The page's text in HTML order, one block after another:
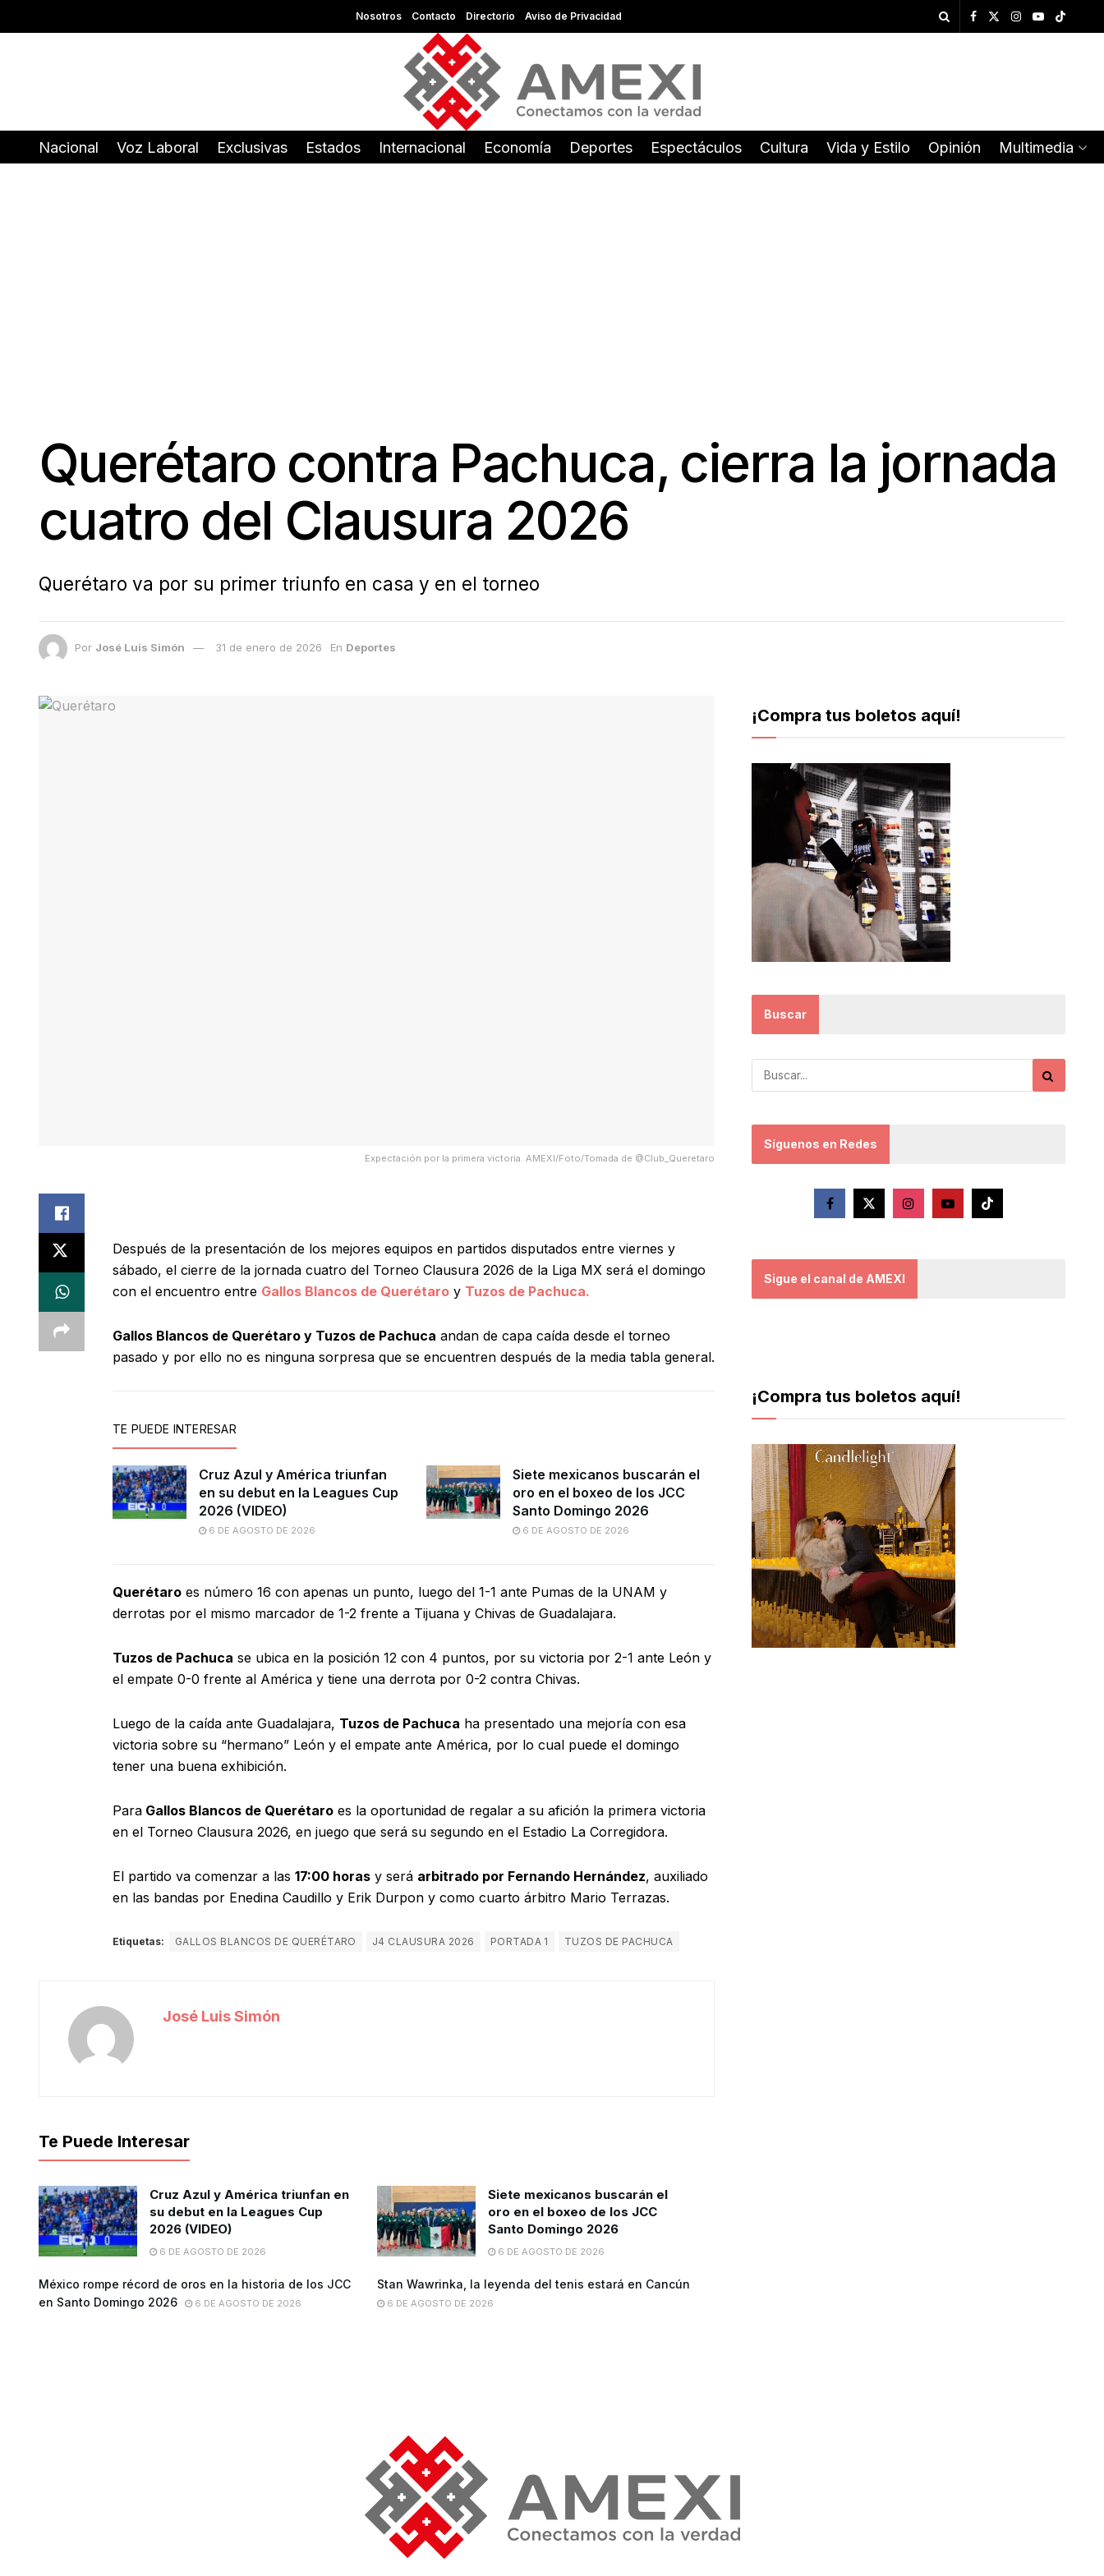
Nosotros Contacto Directorio Aviso de Privacidad
Nacional Voz Laboral Exclusivas Estados Internacional Economía Deportes Espectáculos Cultura Vida y Estilo Opinión Multimedia
Querétaro contra Pachuca, cierra la jornada
cuatro del Clausura 2026
Querétaro va por su primer triunfo en casa y en el torneo
Por José Luis Simón 31 de enero de 2026 En Deportes
Expectación por la primera victoria. AMEXI/Foto/Tomada de @Club_Queretaro
Después de la presentación de los mejores equipos en partidos disputados entre viernes y
sábado, el cierre de la jornada cuatro del Torneo Clausura 2026 de la Liga MX será el domingo
con el encuentro entre Gallos Blancos de Querétaro y Tuzos de Pachuca.
Gallos Blancos de Querétaro y Tuzos de Pachuca andan de capa caída desde el torneo
pasado y por ello no es ninguna sorpresa que se encuentren después de la media tabla general.
TE PUEDE INTERESAR
Cruz Azul y América triunfan
en su debut en la Leagues Cup
2026 (VIDEO)
6 DE AGOSTO DE 2026
Siete mexicanos buscarán el
oro en el boxeo de los JCC
Santo Domingo 2026
6 DE AGOSTO DE 2026
Querétaro es número 16 con apenas un punto, luego del 1-1 ante Pumas de la UNAM y
derrotas por el mismo marcador de 1-2 frente a Tijuana y Chivas de Guadalajara.
Tuzos de Pachuca se ubica en la posición 12 con 4 puntos, por su victoria por 2-1 ante León y
el empate 0-0 frente al América y tiene una derrota por 0-2 contra Chivas.
Luego de la caída ante Guadalajara, Tuzos de Pachuca ha presentado una mejoría con esa
victoria sobre su “hermano” León y el empate ante América, por lo cual puede el domingo
tener una buena exhibición.
Para Gallos Blancos de Querétaro es la oportunidad de regalar a su afición la primera victoria
en el Torneo Clausura 2026, en juego que será su segundo en el Estadio La Corregidora.
El partido va comenzar a las 17:00 horas y será arbitrado por Fernando Hernández, auxiliado
en las bandas por Enedina Caudillo y Erik Durpon y como cuarto árbitro Mario Terrazas.
Etiquetas: GALLOS BLANCOS DE QUERÉTARO J4 CLAUSURA 2026 PORTADA 1 TUZOS DE PACHUCA
José Luis Simón
Te Puede Interesar
Cruz Azul y América triunfan en
su debut en la Leagues Cup
2026 (VIDEO)
6 DE AGOSTO DE 2026
Siete mexicanos buscarán el
oro en el boxeo de los JCC
Santo Domingo 2026
6 DE AGOSTO DE 2026
México rompe récord de oros en la historia de los JCC
en Santo Domingo 2026
6 DE AGOSTO DE 2026
Stan Wawrinka, la leyenda del tenis estará en Cancún
6 DE AGOSTO DE 2026
¡Compra tus boletos aquí!
Buscar
Síguenos en Redes
Sigue el canal de AMEXI
¡Compra tus boletos aquí!